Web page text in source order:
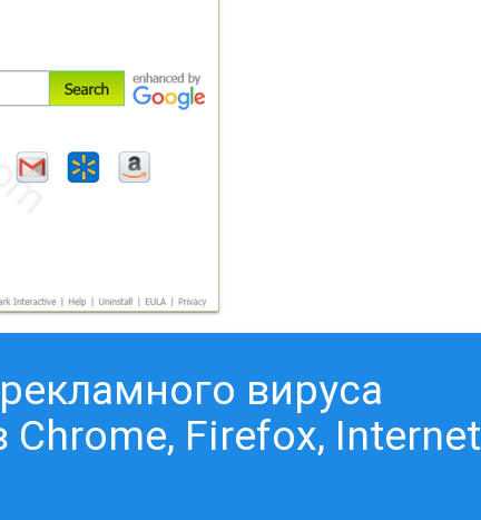
вируса
Chrome, Firefox, Internet